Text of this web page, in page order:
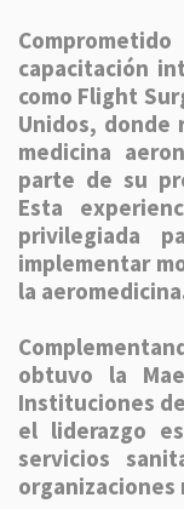
capacitación
como Flight
Unidos,
medicina
parte de su
Esta
privilegiada
implementar
la
obtuvo la
Instituciones
el liderazgo
servicios
organizaciones